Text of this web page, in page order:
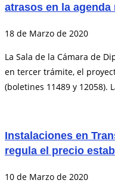
atrasos en la
18 de Marzo de 2020
La Sala de la Cámara de
en tercer trámite, el
(boletines 11489 y 12058).
Instalaciones en
regula el precio
10 de Marzo de 2020